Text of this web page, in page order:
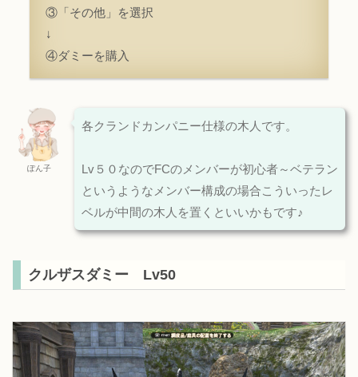
③「その他」を選択
↓
④ダミーを購入
ぽん子
各クランドカンパニー仕様の木人です。
Lv５０なのでFCのメンバーが初心者～ベテラン
というようなメンバー構成の場合こういったレ
ベルが中間の木人を置くといいかもです♪
クルザスダミー Lv50